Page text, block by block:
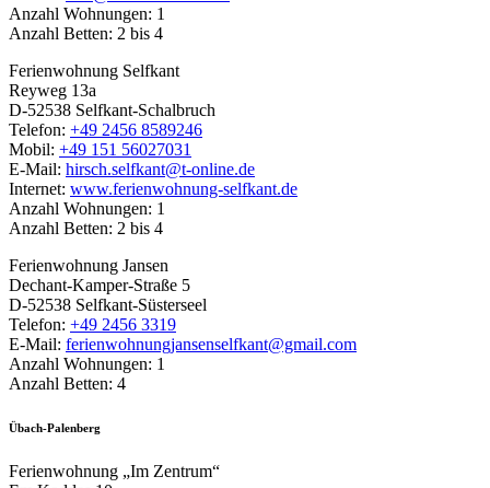
Anzahl Wohnungen: 1
Anzahl Betten: 2 bis 4
Ferienwohnung Selfkant
Reyweg 13a
D-52538 Selfkant-Schalbruch
Telefon: +49 2456 8589246
Mobil: +49 151 56027031
E-Mail: hirsch.selfkant@t-online.de
Internet: www.ferienwohnung-selfkant.de
Anzahl Wohnungen: 1
Anzahl Betten: 2 bis 4
Ferienwohnung Jansen
Dechant-Kamper-Straße 5
D-52538 Selfkant-Süsterseel
Telefon: +49 2456 3319
E-Mail: ferienwohnungjansenselfkant@gmail.com
Anzahl Wohnungen: 1
Anzahl Betten: 4
Übach-Palenberg
Ferienwohnung „Im Zentrum“